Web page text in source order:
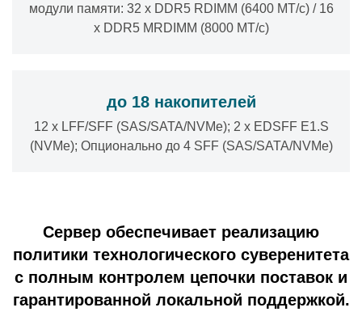
модули памяти: 32 x DDR5 RDIMM (6400 МТ/с) / 16
x DDR5 MRDIMM (8000 МТ/с)
до 18 накопителей
12 x LFF/SFF (SAS/SATA/NVMe); 2 x EDSFF E1.S
(NVMe); Опционально до 4 SFF (SAS/SATA/NVMe)
Сервер обеспечивает реализацию
политики технологического суверенитета
с полным контролем цепочки поставок и
гарантированной локальной поддержкой.